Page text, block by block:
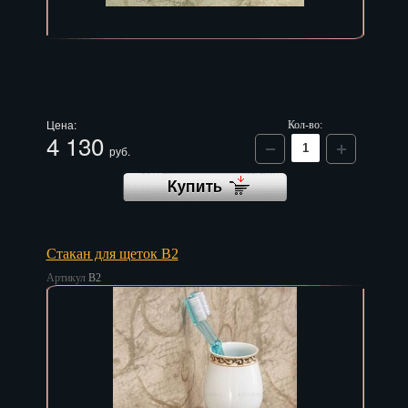
Симферополь
Смоленск
Сочи
Сызрань
Сыктывкар
Тамбов
Цена:
4 130 руб.
Кол-во:
Стакан для щеток B2
Артикул B2